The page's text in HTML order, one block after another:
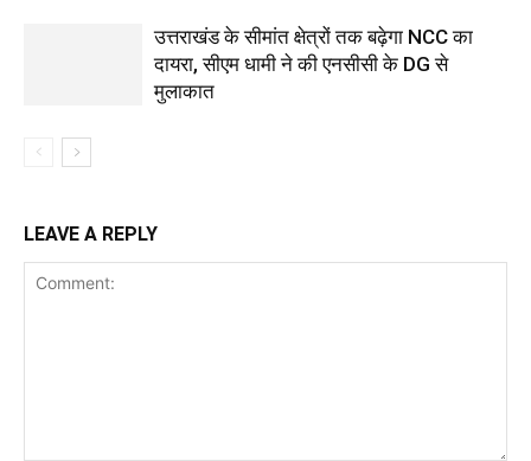
उत्तराखंड के सीमांत क्षेत्रों तक बढ़ेगा NCC का
दायरा, सीएम धामी ने की एनसीसी के DG से
मुलाकात
LEAVE A REPLY